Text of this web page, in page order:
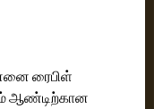
ரைபிள்
ஆண்டிற்கான